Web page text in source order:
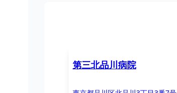
第三北品川病院